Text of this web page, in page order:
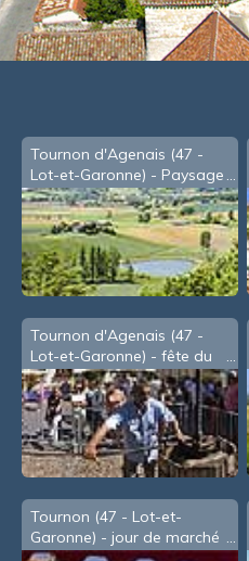
Tournon d'Agenais (47 -
Lot-et-Garonne) - Paysage
vu de la table d'orientation
Tournon d'Agenais (47 -
Lot-et-Garonne) - fête du
Cidre, en Août
Tournon (47 - Lot-et-
Garonne) - jour de marché